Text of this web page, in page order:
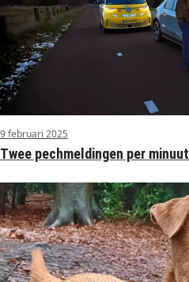
9 februari 2025
Twee pechmeldingen per minuut